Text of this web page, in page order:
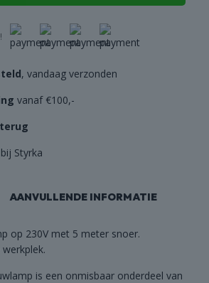
, vandaag verzonden
vanaf €100,-
bij Styrka
AANVULLENDE INFORMATIE
op 230V met 5 meter snoer.
is een onmisbaar onderdeel van